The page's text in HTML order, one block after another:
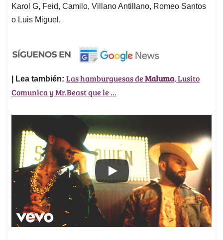
Karol G, Feid, Camilo, Villano Antillano, Romeo Santos
o Luis Miguel.
| Lea también: Las hamburguesas deMaluma, Lusito
Comunica y Mr.Beast que le ...